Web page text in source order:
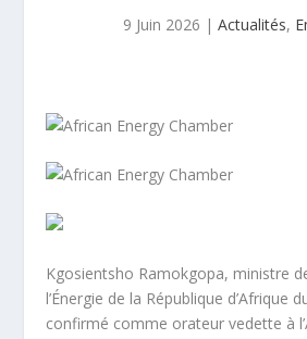
9 Juin 2026 | Actualités,
Kgosientsho Ramokgopa, ministre
l’Énergie de la République d’Afrique
confirmé comme orateur vedette à